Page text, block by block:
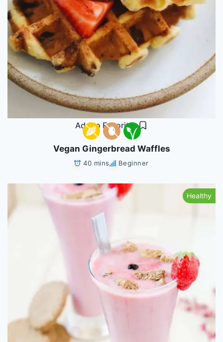
Add to Favorites
Vegan Gingerbread Waffles
40 mins Beginner
Healthy